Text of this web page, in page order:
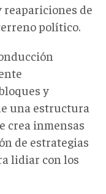
de
político.
y
una estructura
crea inmensas
de estrategias
lidiar con los